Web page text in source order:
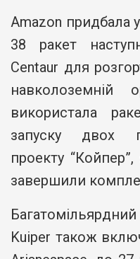
Amazon придбала
38 ракет
Centaur для
навколоземній
використала
запуску двох
проекту
завершили
Kuiper також